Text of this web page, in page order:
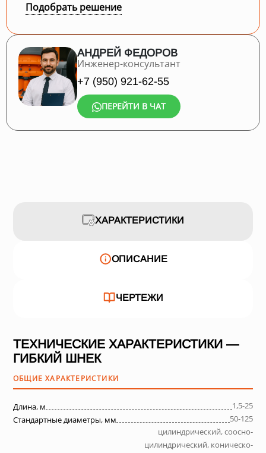
Подобрать решение
АНДРЕЙ ФЕДОРОВ
Инженер-консультант
+7 (950) 921-62-55
ПЕРЕЙТИ В ЧАТ
ХАРАКТЕРИСТИКИ
ОПИСАНИЕ
ЧЕРТЕЖИ
ТЕХНИЧЕСКИЕ ХАРАКТЕРИСТИКИ —
ГИБКИЙ ШНЕК
ОБЩИЕ ХАРАКТЕРИСТИКИ
Длина, м
1,5-25
Стандартные диаметры, мм
50-125
цилиндрический, соосно-
цилиндрический, коническо-